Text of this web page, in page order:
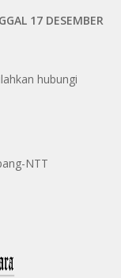
17 DESEMBER
hubungi
NTT